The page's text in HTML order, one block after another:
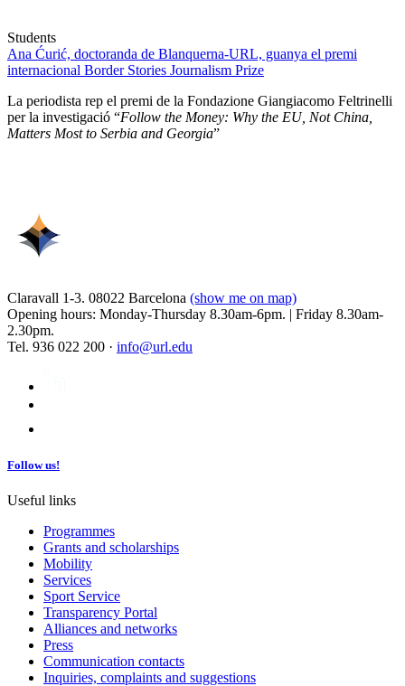
Students
Ana Ćurić, doctoranda de Blanquerna-URL, guanya el premi
internacional Border Stories Journalism Prize
La periodista rep el premi de la Fondazione Giangiacomo Feltrinelli
per la investigació “Follow the Money: Why the EU, Not China,
Matters Most to Serbia and Georgia”
Claravall 1-3. 08022 Barcelona (show me on map)
Opening hours: Monday-Thursday 8.30am-6pm. | Friday 8.30am-
2.30pm.
Tel. 936 022 200 · info@url.edu
Follow us!
Useful links
Programmes
Grants and scholarships
Mobility
Services
Sport Service
Transparency Portal
Alliances and networks
Press
Communication contacts
Inquiries, complaints and suggestions